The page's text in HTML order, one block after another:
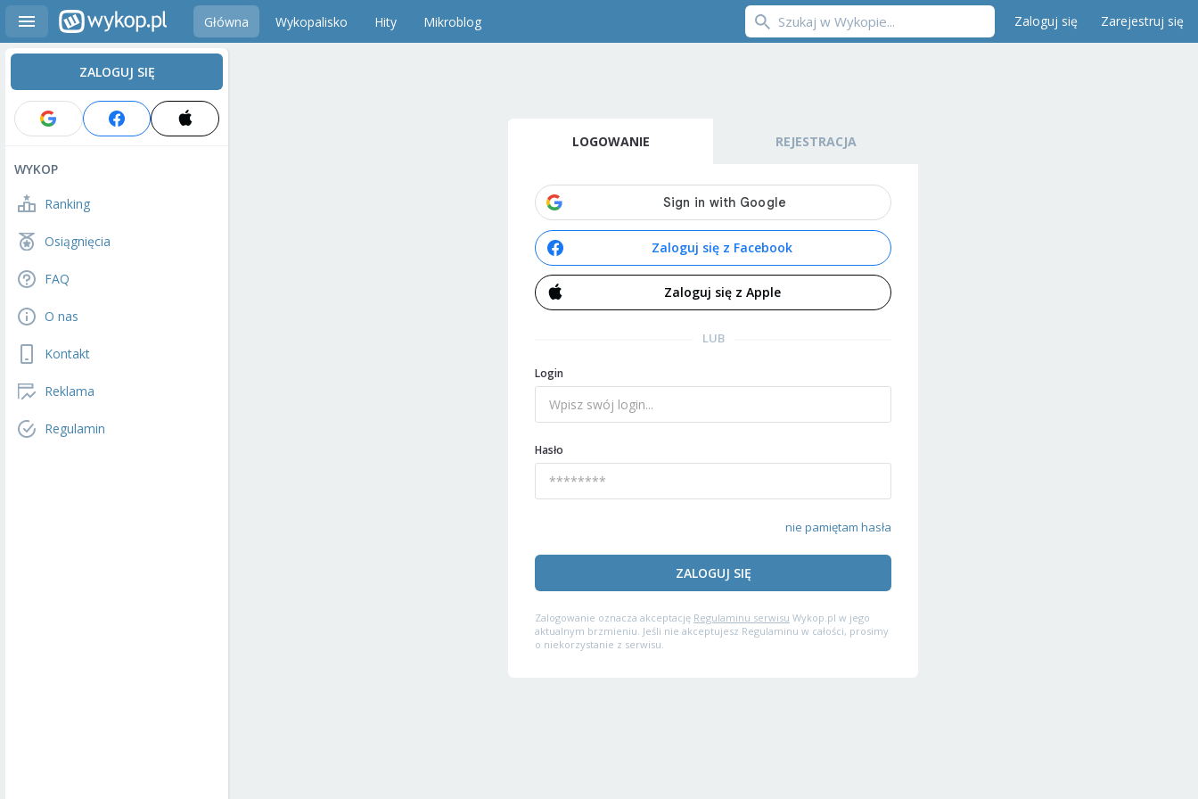
Główna Wykopalisko Hity Mikroblog Zaloguj się Zarejestruj się
ZALOGUJ SIĘ
WYKOP
Ranking
Osiągnięcia
FAQ
O nas
Kontakt
Reklama
Regulamin
LOGOWANIE REJESTRACJA
Zaloguj się z Facebook
Zaloguj się z Apple
LUB
Login
Hasło
nie pamiętam hasła
ZALOGUJ SIĘ
Zalogowanie oznacza akceptację Regulaminu serwisu Wykop.pl w jego
aktualnym brzmieniu. Jeśli nie akceptujesz Regulaminu w całości, prosimy
o niekorzystanie z serwisu.